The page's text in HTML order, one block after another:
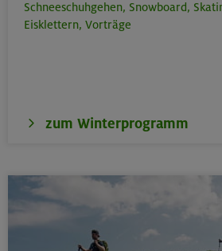
Schneeschuhgehen, Snowboard,
Eisklettern, Vorträge
zum Winterprogramm